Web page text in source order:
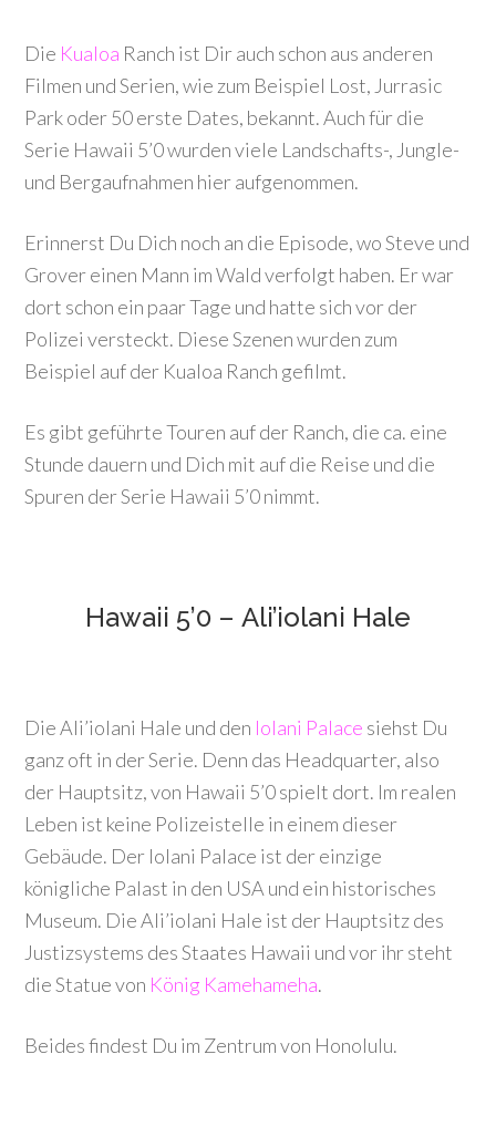
Die Kualoa Ranch ist Dir auch schon aus anderen
Filmen und Serien, wie zum Beispiel Lost, Jurrasic
Park oder 50 erste Dates, bekannt. Auch für die
Serie Hawaii 5’0 wurden viele Landschafts-, Jungle-
und Bergaufnahmen hier aufgenommen.
Erinnerst Du Dich noch an die Episode, wo Steve und
Grover einen Mann im Wald verfolgt haben. Er war
dort schon ein paar Tage und hatte sich vor der
Polizei versteckt. Diese Szenen wurden zum
Beispiel auf der Kualoa Ranch gefilmt.
Es gibt geführte Touren auf der Ranch, die ca. eine
Stunde dauern und Dich mit auf die Reise und die
Spuren der Serie Hawaii 5’0 nimmt.
Hawaii 5’0 – Ali’iolani Hale
Die Ali’iolani Hale und den Iolani Palace siehst Du
ganz oft in der Serie. Denn das Headquarter, also
der Hauptsitz, von Hawaii 5’0 spielt dort. Im realen
Leben ist keine Polizeistelle in einem dieser
Gebäude. Der Iolani Palace ist der einzige
königliche Palast in den USA und ein historisches
Museum. Die Ali’iolani Hale ist der Hauptsitz des
Justizsystems des Staates Hawaii und vor ihr steht
die Statue von König Kamehameha.
Beides findest Du im Zentrum von Honolulu.